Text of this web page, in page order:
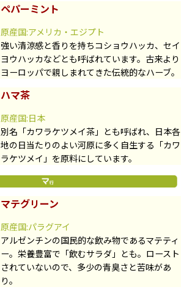
ペパーミント
原産国:アメリカ・エジプト
強い清涼感と香りを持ちコショウハッカ、セイ
ヨウハッカなどとも呼ばれています。古来より
ヨーロッパで親しまれてきた伝統的なハーブ。
ハマ茶
原産国:日本
別名「カワラケツメイ茶」とも呼ばれ、日本各
地の日当たりのよい河原に多く自生する「カワ
ラケツメイ」を原料にしています。
マテグリーン
原産国:パラグアイ
アルゼンチンの国民的な飲み物であるマテティ
ー。栄養豊富で「飲むサラダ」とも。ロースト
されていないので、多少の青臭さと苦味があ
り。